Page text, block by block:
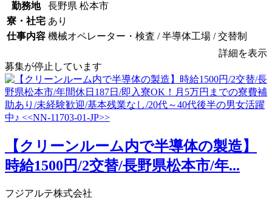
勤務地
長野県 松本市
寮・社宅 あり
仕事内容 機械オペレーター・検査 / 半導体工場 / 交替制
詳細を表示
募集が停止しています
【クリーンルーム内で半導体の製造】
時給1500円/2交替/長野県松本市/年...
フジアルテ株式会社